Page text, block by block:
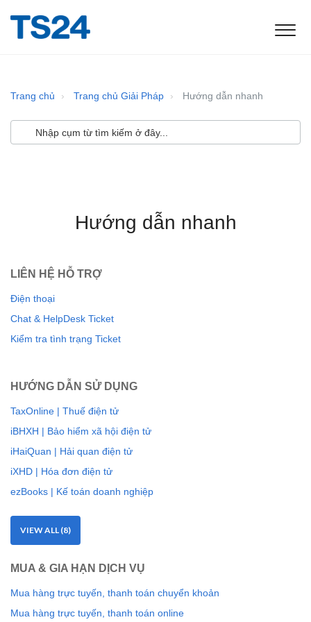
Trang chủ Trang chủ Giải Pháp Hướng dẫn nhanh
Hướng dẫn nhanh
LIÊN HỆ HỖ TRỢ
Điện thoại
Chat & HelpDesk Ticket
Kiểm tra tình trạng Ticket
HƯỚNG DẪN SỬ DỤNG
TaxOnline | Thuế điện tử
iBHXH | Bảo hiểm xã hội điện tử
iHaiQuan | Hải quan điện tử
iXHD | Hóa đơn điện tử
ezBooks | Kế toán doanh nghiệp
VIEW ALL (8)
MUA & GIA HẠN DỊCH VỤ
Mua hàng trực tuyến, thanh toán chuyển khoản
Mua hàng trực tuyến, thanh toán online